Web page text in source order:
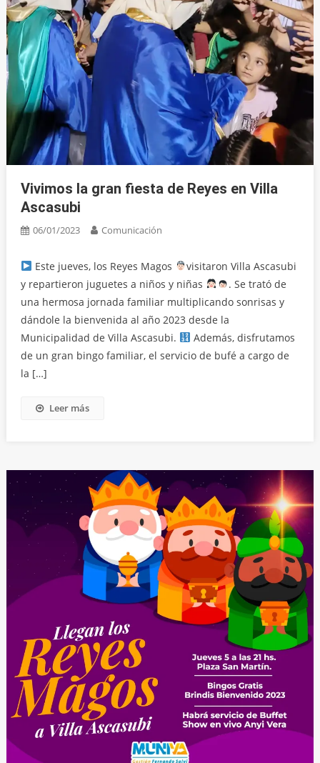
Vivimos la gran fiesta de Reyes en Villa
Ascasubi
06/01/2023 Comunicación
Este jueves, los Reyes Magos
visitaron Villa Ascasubi
y repartieron juguetes a niños y niñas
. Se trató de
una hermosa jornada familiar multiplicando sonrisas y
dándole la bienvenida al año 2023 desde la
Municipalidad de Villa Ascasubi.
Además, disfrutamos
de un gran bingo familiar, el servicio de bufé a cargo de
la […]
Leer más